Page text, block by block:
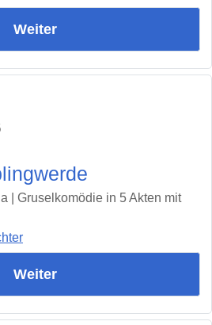
Weiter
| Gruselkomödie in 5 Akten mit
Weiter